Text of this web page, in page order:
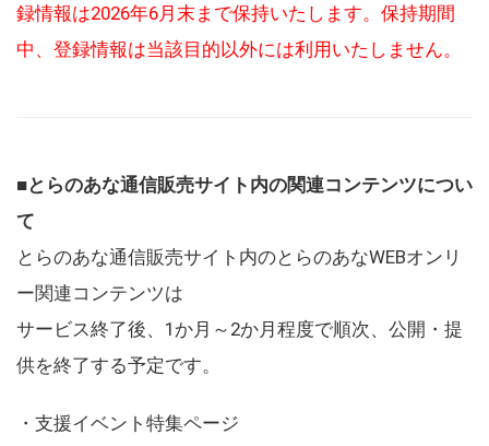
録情報は2026年6月末まで保持いたします。保持期間
中、登録情報は当該目的以外には利用いたしません。
■とらのあな通信販売サイト内の関連コンテンツについ
て
とらのあな通信販売サイト内のとらのあなWEBオンリ
ー関連コンテンツは
サービス終了後、1か月～2か月程度で順次、公開・提
供を終了する予定です。
・支援イベント特集ページ